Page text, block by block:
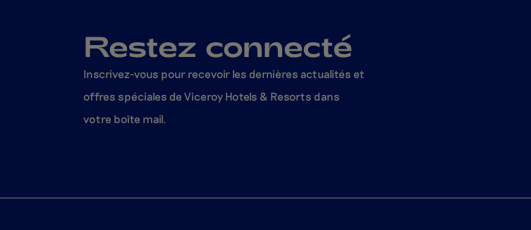
Restez connecté
Inscrivez-vous pour recevoir les dernières actualités et
offres spéciales de Viceroy Hotels & Resorts dans
votre boîte mail.